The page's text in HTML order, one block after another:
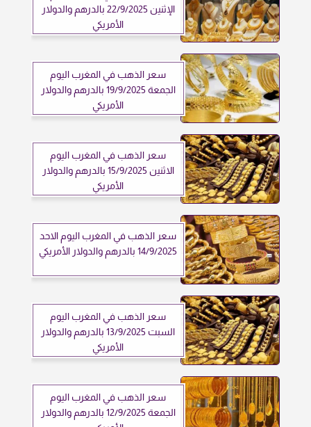
الإثنين 22/9/2025 بالدرهم والدولار
الأمريكي
سعر الذهب في المغرب اليوم
الجمعة 19/9/2025 بالدرهم والدولار
الأمريكي
سعر الذهب في المغرب اليوم
الاثنين 15/9/2025 بالدرهم والدولار
الأمريكي
سعر الذهب في المغرب اليوم الاحد
14/9/2025 بالدرهم والدولار الأمريكي
سعر الذهب في المغرب اليوم
السبت 13/9/2025 بالدرهم والدولار
الأمريكي
سعر الذهب في المغرب اليوم
الجمعة 12/9/2025 بالدرهم والدولار